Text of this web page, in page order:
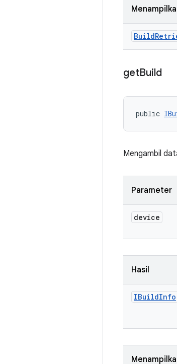
Build
getBuild
public
Mengambil
Parameter
device
Hasil
IBuildInfo